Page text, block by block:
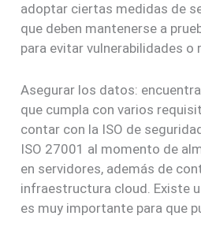
adoptar ciertas medidas de
que deben mantenerse a
para evitar vulnerabilidades o
Asegurar los datos:
que cumpla con varios
contar con la ISO de
ISO 27001 al momento de
en servidores, además de
infraestructura cloud. Existe
es muy importante para que